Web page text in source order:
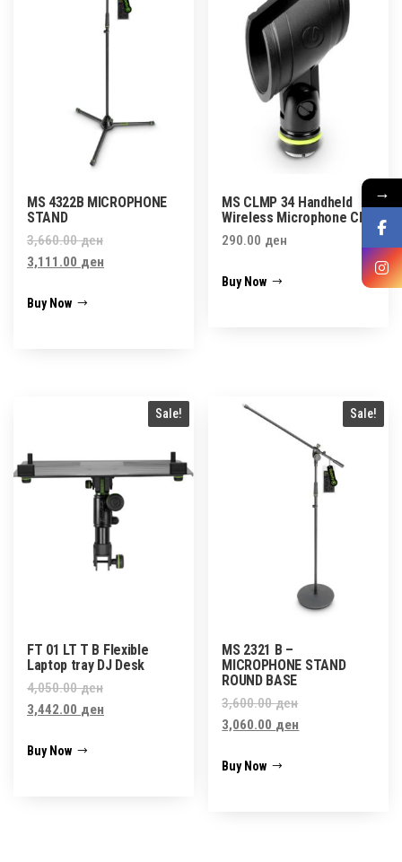
MS 4322B MICROPHONE
STAND
3,660.00денOriginal
price
3,111.00 ден
Buy Now
MS CLMP 34 Handheld
Wireless Microphone Clip
290.00 ден
Buy Now
Sale!
FT 01 LT T B Flexible
Laptop tray DJ Desk
4,050.00денOriginal
price
3,442.00 ден
Buy Now
Sale!
MS 2321 B –
MICROPHONE STAND
ROUND BASE
3,600.00денOriginal
price
3,060.00 ден
Buy Now
→